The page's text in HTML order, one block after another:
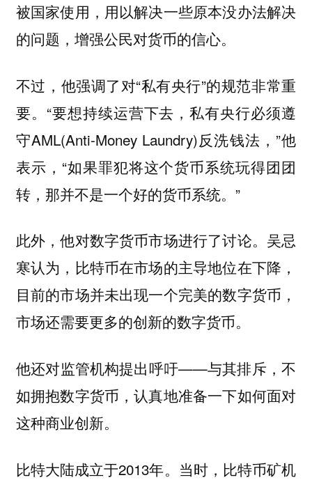
被国家使用，用以解决一些原本没办法解决
的问题，增强公民对货币的信心。
不过，他强调了对“私有央行”的规范非常重
要。“要想持续运营下去，私有央行必须遵
守AML(Anti-Money Laundry)反洗钱法，”他
表示，“如果罪犯将这个货币系统玩得团团
转，那并不是一个好的货币系统。”
此外，他对数字货币市场进行了讨论。吴忌
寒认为，比特币在市场的主导地位在下降，
目前的市场并未出现一个完美的数字货币，
市场还需要更多的创新的数字货币。
他还对监管机构提出呼吁——与其排斥，不
如拥抱数字货币，认真地准备一下如何面对
这种商业创新。
比特大陆成立于2013年。当时，比特币矿机